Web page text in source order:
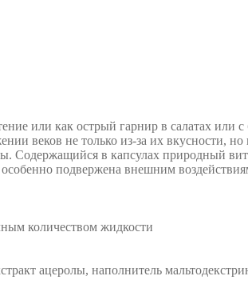
или как острый гарнир в салатах
веков не только из-за их вкусности,
Содержащийся в капсулах природный
подвержена внешним
количеством жидкости
ацеролы, наполнитель